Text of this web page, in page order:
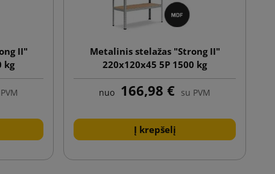
II"
kg
Metalinis stelažas "Strong II"
220x120x45 5P 1500 kg
nuo 166,98 € su PVM
Į krepšelį